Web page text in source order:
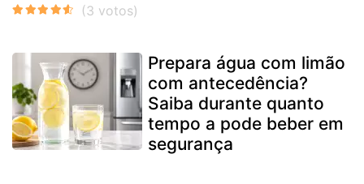
Prepara água com limão
com antecedência?
Saiba durante quanto
tempo a pode beber em
segurança